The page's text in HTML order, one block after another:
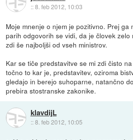
::8. feb 2012, 10:03
Moje mnenje o njem je pozitivno. Prej ga
parih odgovorih se vidi, da je človek
zdi še najboljši od vseh ministrov.
Kar se tiče predstavitve se mi zdi čisto
točno to kar je, predstavitev, oziroma
gledajo in berejo suhoparne, natančno
prebira stostranske zakonike.
klavdijL
::8. feb 2012, 10:05